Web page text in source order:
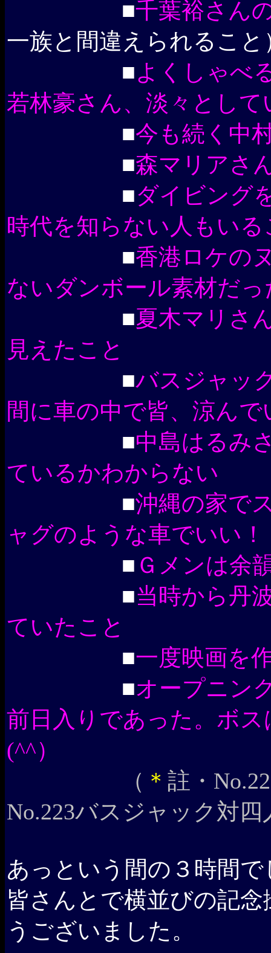
■千葉裕さん
一族と間違えられること
■よくしゃべ
若林豪さん、淡々とし
■今も続く中
■森マリアさ
■ダイビング
時代を知らない人もいる
■香港ロケの
ないダンボール素材だ
■夏木マリさ
見えたこと
■バスジャッ
間に車の中で皆、涼ん
■中島はるみ
ているかわからない
■沖縄の家で
ャグのような車でいい！
■ Ｇメンは余
■当時から丹
ていたこと
■一度映画を
■オープニン
前日入りであった。ボ
(^^）
（ ＊ 註・
No.223バスジャック対
あっという間の３時間
皆さんとで横並びの記
うございました。